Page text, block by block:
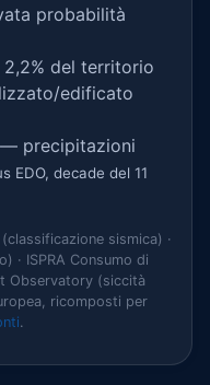
probabilità
2,2% del territorio
edificato
precipitazioni
EDO, decade del 11
sismica) ·
· ISPRA Consumo di
Observatory (siccità
ricomposti per
.